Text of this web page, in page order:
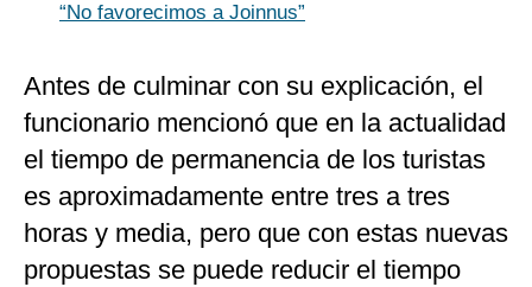
“No favorecimos a Joinnus”
Antes de culminar con su explicación, el
funcionario mencionó que en la actualidad
el tiempo de permanencia de los turistas
es aproximadamente entre tres a tres
horas y media, pero que con estas nuevas
propuestas se puede reducir el tiempo